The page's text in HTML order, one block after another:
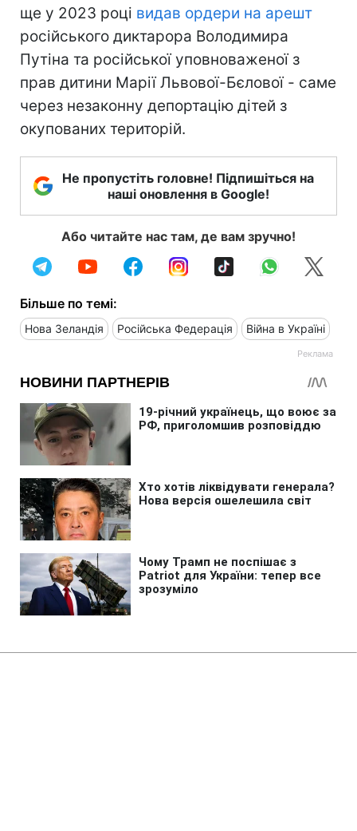
ще у 2023 році видав ордери на арешт
російського диктарора Володимира
Путіна та російської уповноваженої з
прав дитини Марії Львової-Бєлової - саме
через незаконну депортацію дітей з
окупованих територій.
Не пропустіть головне! Підпишіться на
наші оновлення в Google!
Або читайте нас там, де вам зручно!
Більше по темі:
Нова Зеландія Російська Федерація Війна в Україні